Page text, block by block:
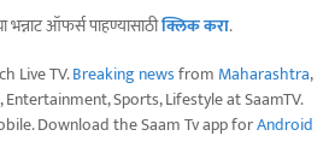
भन्नाट ऑफर्स पाहण्यासाठीक्लिक करा.
Live TV.Breaking newsfrom Maharashtra,
Entertainment, Sports, Lifestyle at SaamTV.
Download the Saam Tv app forAndroid